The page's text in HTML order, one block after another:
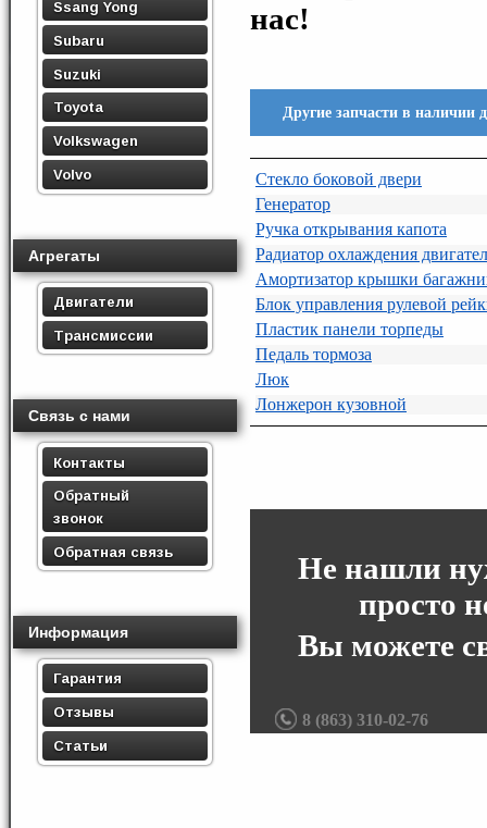
Ssang Yong
Subaru
Suzuki
Toyota
Volkswagen
Volvo
Агрегаты
Двигатели
Трансмиссии
Связь с нами
Контакты
Обратный
звонок
Обратная связь
Информация
Гарантия
Отзывы
Статьи
нас!
Другие запчасти в наличии
Стекло боковой двери
Генератор
Ручка открывания капота
Радиатор охлаждения
Амортизатор крышки
Блок управления рулевой
Пластик панели торпеды
Педаль тормоза
Люк
Лонжерон кузовной
Не нашли
просто
Вы можете
8 (863) 310-02-76